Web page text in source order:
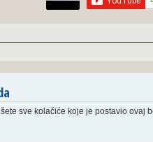
sve kolačiće koje je postavio ovaj